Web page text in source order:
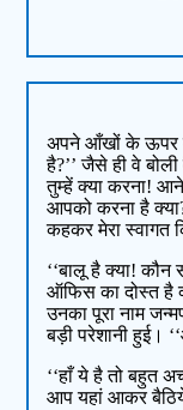
अपने आँखों के ऊपर
है?’’ जैसे ही वे
तुम्हें क्या करना!
आपको करना है
कहकर मेरा स्वागत
‘‘बालू है क्या! कौन
ऑफिस का दोस्त है
उनका पूरा नाम
बड़ी परेशानी हुई।
‘‘हाँ ये है तो बहुत
आप यहां आकर